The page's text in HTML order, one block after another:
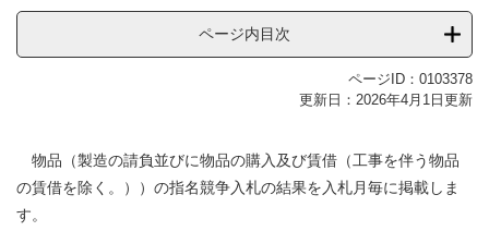
ページ内目次
ページID：0103378
更新日：2026年4月1日更新
物品（製造の請負並びに物品の購入及び賃借（工事を伴う物品
の賃借を除く。））の指名競争入札の結果を入札月毎に掲載しま
す。